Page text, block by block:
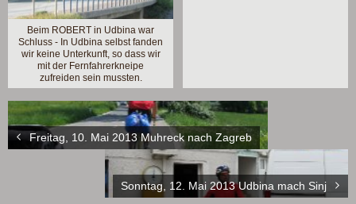
Beim ROBERT in Udbina war
Schluss - In Udbina selbst fanden
wir keine Unterkunft, so dass wir
mit der Fernfahrerkneipe
zufreiden sein mussten.
Freitag, 10. Mai 2013 Muhreck nach Zagreb
Sonntag, 12. Mai 2013 Udbina mach Sinj